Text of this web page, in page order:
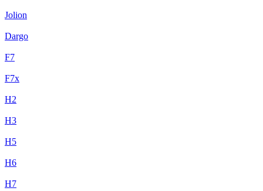
Jolion
Dargo
F7
F7x
H2
H3
H5
H6
H7